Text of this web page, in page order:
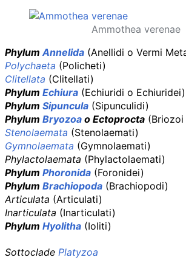
Ammothea verenae
PhylumAnnelida (Anellidi o Vermi
Polychaeta (Policheti)
Clitellata (Clitellati)
Phylum Echiura (Echiuridi o Echiuridei)
Phylum Sipuncula (Sipunculidi)
Phylum Bryozoa o Ectoprocta
Stenolaemata (Stenolaemati)
Gymnolaemata (Gymnolaemati)
Phylactolaemata (Phylactolaemati)
Phylum Phoronida (Foronidei)
Phylum Brachiopoda (Brachiopodi)
Articulata (Articulati)
Inarticulata (Inarticulati)
Phylum Hyolitha (Ioliti)
Sottoclade Platyzoa